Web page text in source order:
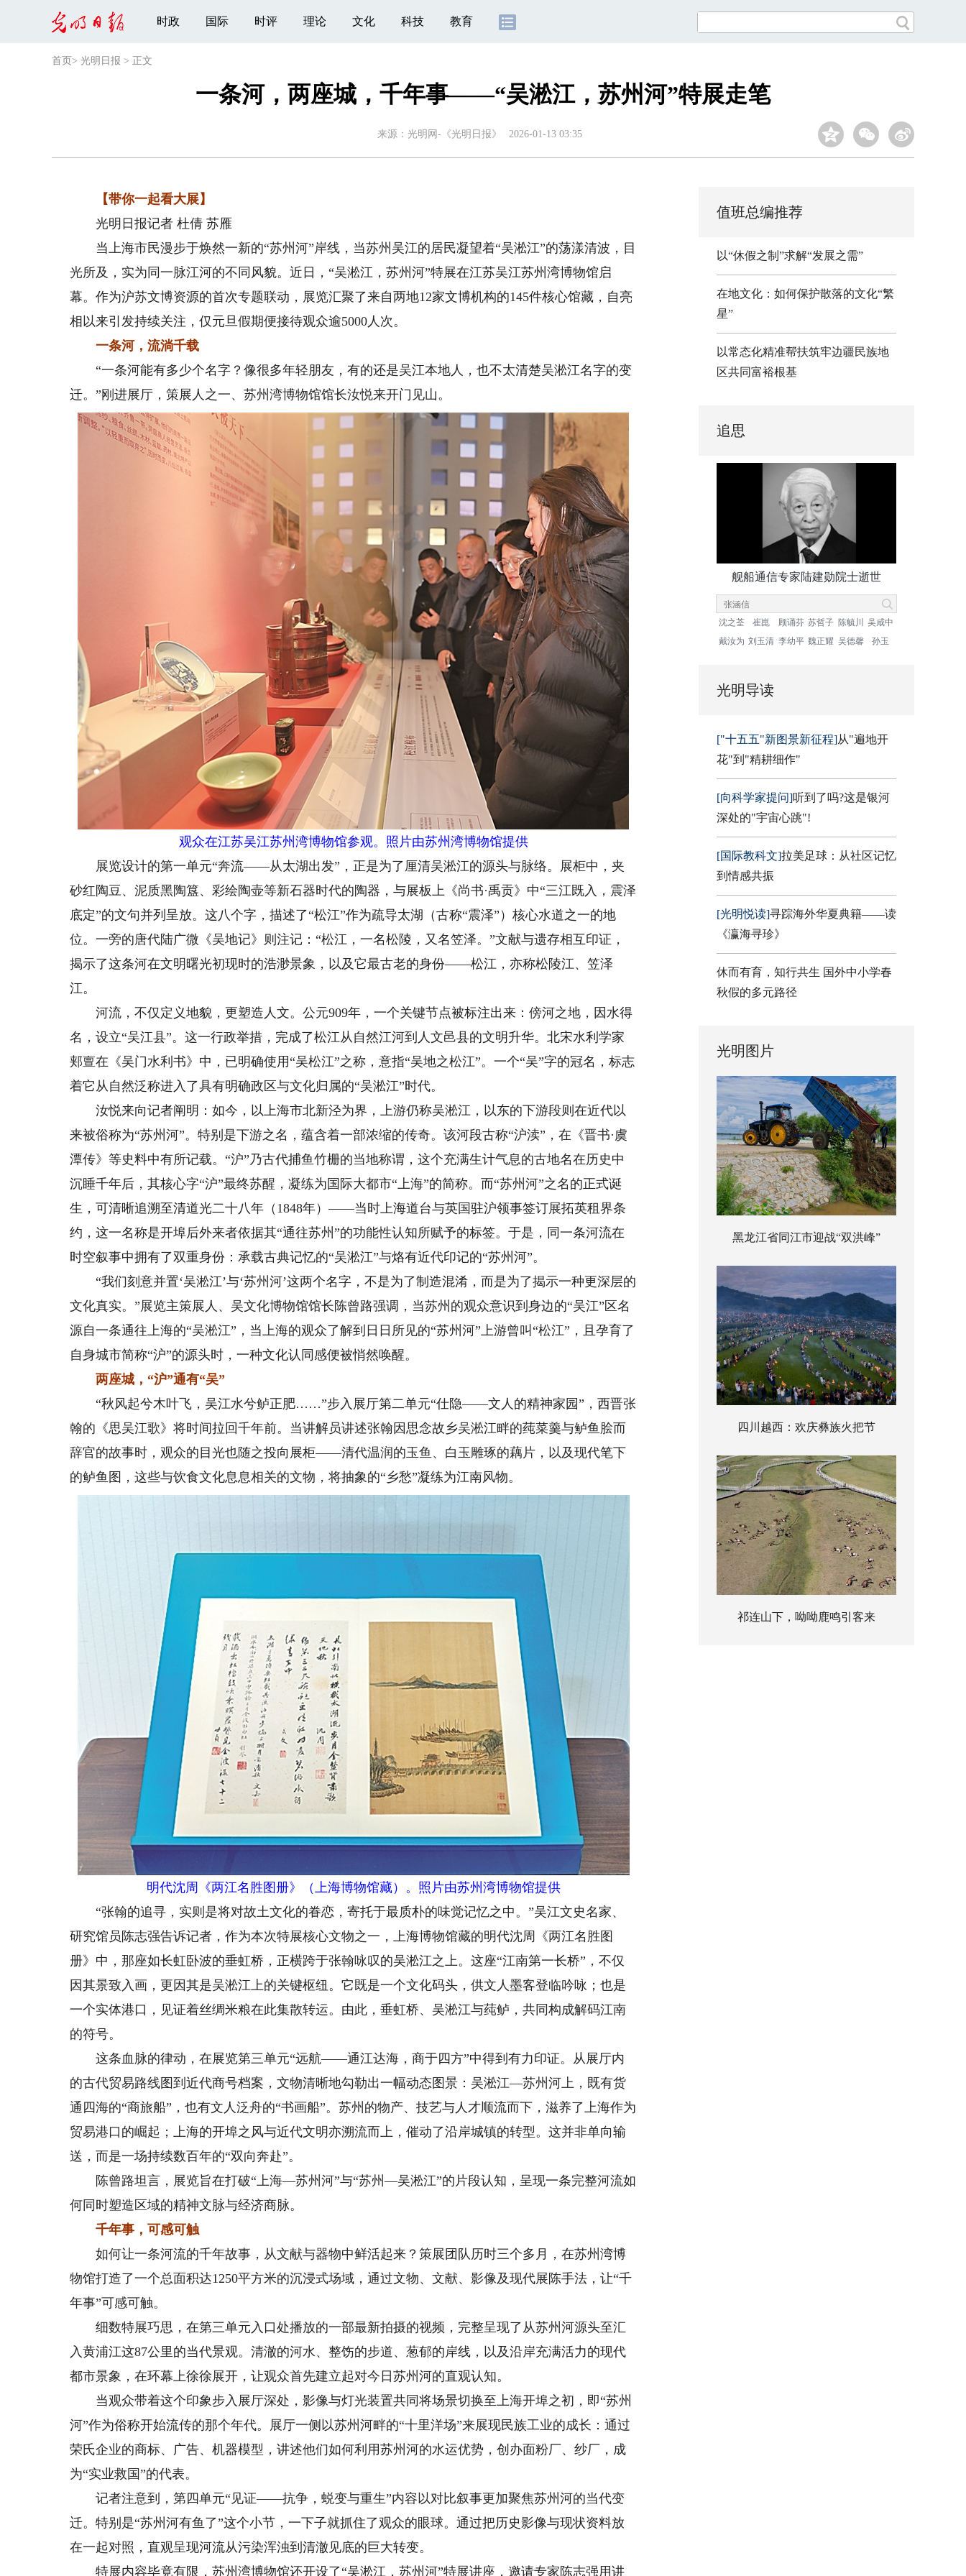
时政 国际 时评 理论 文化 科技 教育
首页 > 光明日报 > 正文
一条河，两座城，千年事——“吴淞江，苏州河”特展走笔
来源： 光明网-《光明日报》 2026-01-13 03:35
【带你一起看大展】
光明日报记者 杜倩 苏雁
当上海市民漫步于焕然一新的“苏州河”岸线，当苏州吴江的居民凝望着“吴淞江”的荡漾清波，目
光所及，实为同一脉江河的不同风貌。近日，“吴淞江，苏州河”特展在江苏吴江苏州湾博物馆启
幕。作为沪苏文博资源的首次专题联动，展览汇聚了来自两地12家文博机构的145件核心馆藏，自亮
相以来引发持续关注，仅元旦假期便接待观众逾5000人次。
一条河，流淌千载
“一条河能有多少个名字？像很多年轻朋友，有的还是吴江本地人，也不太清楚吴淞江名字的变
迁。”刚进展厅，策展人之一、苏州湾博物馆馆长汝悦来开门见山。
观众在江苏吴江苏州湾博物馆参观。照片由苏州湾博物馆提供
展览设计的第一单元“奔流——从太湖出发”，正是为了厘清吴淞江的源头与脉络。展柜中，夹
砂红陶豆、泥质黑陶簋、彩绘陶壶等新石器时代的陶器，与展板上《尚书·禹贡》中“三江既入，震泽
底定”的文句并列呈放。这八个字，描述了“松江”作为疏导太湖（古称“震泽”）核心水道之一的地
位。一旁的唐代陆广微《吴地记》则注记：“松江，一名松陵，又名笠泽。”文献与遗存相互印证，
揭示了这条河在文明曙光初现时的浩渺景象，以及它最古老的身份——松江，亦称松陵江、笠泽
江。
河流，不仅定义地貌，更塑造人文。公元909年，一个关键节点被标注出来：傍河之地，因水得
名，设立“吴江县”。这一行政举措，完成了松江从自然江河到人文邑县的文明升华。北宋水利学家
郏亶在《吴门水利书》中，已明确使用“吴松江”之称，意指“吴地之松江”。一个“吴”字的冠名，标志
着它从自然泛称进入了具有明确政区与文化归属的“吴淞江”时代。
汝悦来向记者阐明：如今，以上海市北新泾为界，上游仍称吴淞江，以东的下游段则在近代以
来被俗称为“苏州河”。特别是下游之名，蕴含着一部浓缩的传奇。该河段古称“沪渎”，在《晋书·虞
潭传》等史料中有所记载。“沪”乃古代捕鱼竹栅的当地称谓，这个充满生计气息的古地名在历史中
沉睡千年后，其核心字“沪”最终苏醒，凝练为国际大都市“上海”的简称。而“苏州河”之名的正式诞
生，可清晰追溯至清道光二十八年（1848年）——当时上海道台与英国驻沪领事签订展拓英租界条
约，这一名称是开埠后外来者依据其“通往苏州”的功能性认知所赋予的标签。于是，同一条河流在
时空叙事中拥有了双重身份：承载古典记忆的“吴淞江”与烙有近代印记的“苏州河”。
“我们刻意并置‘吴淞江’与‘苏州河’这两个名字，不是为了制造混淆，而是为了揭示一种更深层的
文化真实。”展览主策展人、吴文化博物馆馆长陈曾路强调，当苏州的观众意识到身边的“吴江”区名
源自一条通往上海的“吴淞江”，当上海的观众了解到日日所见的“苏州河”上游曾叫“松江”，且孕育了
自身城市简称“沪”的源头时，一种文化认同感便被悄然唤醒。
两座城，“沪”通有“吴”
“秋风起兮木叶飞，吴江水兮鲈正肥……”步入展厅第二单元“仕隐——文人的精神家园”，西晋张
翰的《思吴江歌》将时间拉回千年前。当讲解员讲述张翰因思念故乡吴淞江畔的莼菜羹与鲈鱼脍而
辞官的故事时，观众的目光也随之投向展柜——清代温润的玉鱼、白玉雕琢的藕片，以及现代笔下
的鲈鱼图，这些与饮食文化息息相关的文物，将抽象的“乡愁”凝练为江南风物。
明代沈周《两江名胜图册》（上海博物馆藏）。照片由苏州湾博物馆提供
“张翰的追寻，实则是将对故土文化的眷恋，寄托于最质朴的味觉记忆之中。”吴江文史名家、
研究馆员陈志强告诉记者，作为本次特展核心文物之一，上海博物馆藏的明代沈周《两江名胜图
册》中，那座如长虹卧波的垂虹桥，正横跨于张翰咏叹的吴淞江之上。这座“江南第一长桥”，不仅
因其景致入画，更因其是吴淞江上的关键枢纽。它既是一个文化码头，供文人墨客登临吟咏；也是
一个实体港口，见证着丝绸米粮在此集散转运。由此，垂虹桥、吴淞江与莼鲈，共同构成解码江南
的符号。
这条血脉的律动，在展览第三单元“远航——通江达海，商于四方”中得到有力印证。从展厅内
的古代贸易路线图到近代商号档案，文物清晰地勾勒出一幅动态图景：吴淞江—苏州河上，既有货
通四海的“商旅船”，也有文人泛舟的“书画船”。苏州的物产、技艺与人才顺流而下，滋养了上海作为
贸易港口的崛起；上海的开埠之风与近代文明亦溯流而上，催动了沿岸城镇的转型。这并非单向输
送，而是一场持续数百年的“双向奔赴”。
陈曾路坦言，展览旨在打破“上海—苏州河”与“苏州—吴淞江”的片段认知，呈现一条完整河流如
何同时塑造区域的精神文脉与经济商脉。
千年事，可感可触
如何让一条河流的千年故事，从文献与器物中鲜活起来？策展团队历时三个多月，在苏州湾博
物馆打造了一个总面积达1250平方米的沉浸式场域，通过文物、文献、影像及现代展陈手法，让“千
年事”可感可触。
细数特展巧思，在第三单元入口处播放的一部最新拍摄的视频，完整呈现了从苏州河源头至汇
入黄浦江这87公里的当代景观。清澈的河水、整饬的步道、葱郁的岸线，以及沿岸充满活力的现代
都市景象，在环幕上徐徐展开，让观众首先建立起对今日苏州河的直观认知。
当观众带着这个印象步入展厅深处，影像与灯光装置共同将场景切换至上海开埠之初，即“苏州
河”作为俗称开始流传的那个年代。展厅一侧以苏州河畔的“十里洋场”来展现民族工业的成长：通过
荣氏企业的商标、广告、机器模型，讲述他们如何利用苏州河的水运优势，创办面粉厂、纱厂，成
为“实业救国”的代表。
记者注意到，第四单元“见证——抗争，蜕变与重生”内容以对比叙事更加聚焦苏州河的当代变
迁。特别是“苏州河有鱼了”这个小节，一下子就抓住了观众的眼球。通过把历史影像与现状资料放
在一起对照，直观呈现河流从污染浑浊到清澈见底的巨大转变。
特展内容毕竟有限，苏州湾博物馆还开设了“吴淞江，苏州河”特展讲座，邀请专家陈志强用讲
值班总编推荐
以“休假之制”求解“发展之需”
在地文化：如何保护散落的文化“繁
星”
以常态化精准帮扶筑牢边疆民族地
区共同富裕根基
追思
舰船通信专家陆建勋院士逝世
沈之荃 崔崑 顾诵芬 苏哲子 陈毓川
吴咸中
戴汝为 刘玉清 李幼平 魏正耀 吴德馨 孙玉
光明导读
["十五五"新图景新征程]从"遍地开
花"到"精耕细作"
[向科学家提问]听到了吗?这是银河
深处的"宇宙心跳"!
[国际教科文]拉美足球：从社区记忆
到情感共振
[光明悦读]寻踪海外华夏典籍——读
《瀛海寻珍》
休而有育，知行共生 国外中小学春
秋假的多元路径
光明图片
黑龙江省同江市迎战“双洪峰”
四川越西：欢庆彝族火把节
祁连山下，呦呦鹿鸣引客来